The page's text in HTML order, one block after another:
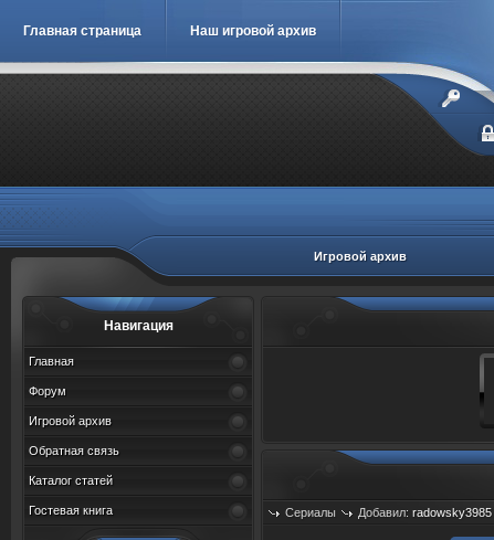
Главная страница Наш игровой архив
Игровой архив
Навигация
Главная
Форум
Игровой архив
Обратная связь
Каталог статей
Гостевая книга Сериалы Добавил: radowsky3985